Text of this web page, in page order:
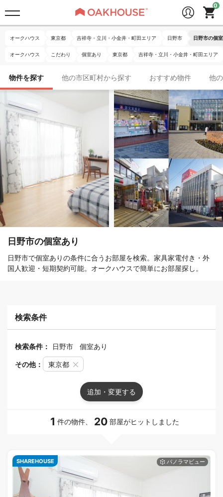
オークハウス 東京都 吉祥寺・立川・小金井・町田エリア 日野市 日野市の個
オークハウス こだわり 個室あり 東京都 吉祥寺・立川・小金井・町田エリア
物件を探す 他の市区町村から探す おすすめ物件 他
日野市の個室あり
日野市で個室ありの条件に合うお部屋を検索。家具家電付き・外
国人歓迎・短期契約可能。オークハウスで簡単にお部屋探し。
検索条件
検索条件： 日野市 個室あり
その他： 東京都
追加・変更する
1 件の物件、 20 部屋がヒットしました
SHAREHOUSE